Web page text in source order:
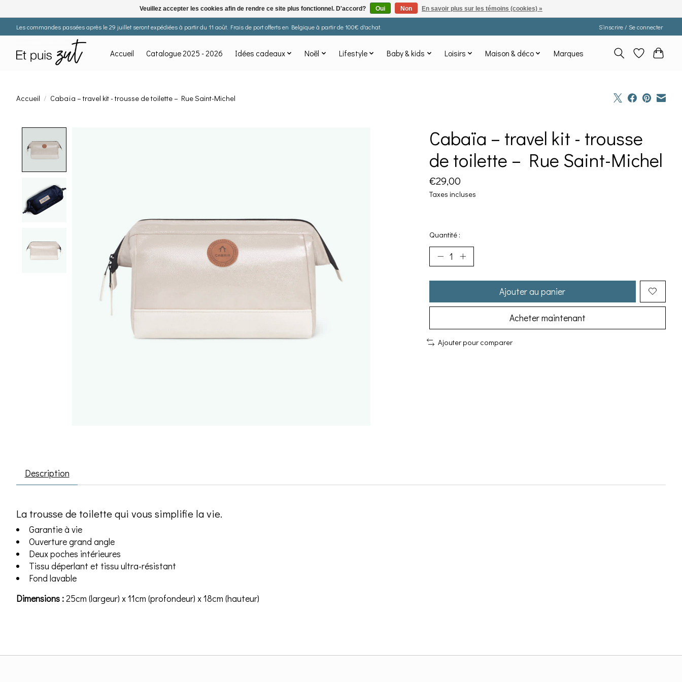
Les commandes passées après le 29 juillet seront expédiées à partir du 11 août. Frais de port offerts en Belgique à partir de 100€ d'achat. S’inscrire / Se connecter
Accueil Catalogue 2025 - 2026 Idées cadeaux Noël Lifestyle Baby & kids Loisirs Maison & déco Marques
Accueil / Cabaïa – travel kit - trousse de toilette – Rue Saint-Michel
Cabaïa – travel kit - trousse
de toilette – Rue Saint-Michel
€29,00
Taxes incluses
Quantité :
Ajouter au panier
Acheter maintenant
Ajouter pour comparer
Description
La trousse de toilette qui vous simplifie la vie.
Garantie à vie
Ouverture grand angle
Deux poches intérieures
Tissu déperlant et tissu ultra-résistant
Fond lavable
Dimensions :25cm (largeur) x 11cm (profondeur) x 18cm (hauteur)
Veuillez accepter les cookies afin de rendre ce site plus fonctionnel. D'accord? Oui Non En savoir plus sur les témoins (cookies) »